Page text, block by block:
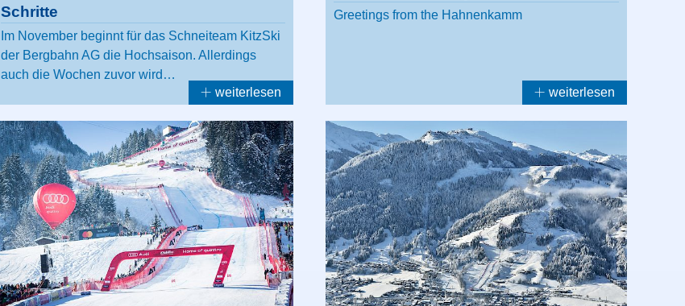
Schritte
Im November beginnt für das Schneiteam KitzSki
der Bergbahn AG die Hochsaison. Allerdings
auch die Wochen zuvor wird…
weiterlesen
Greetings from the Hahnenkamm
weiterlesen